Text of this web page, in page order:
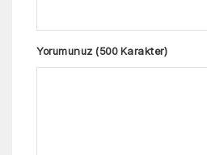
Yorumunuz (500 Karakter)